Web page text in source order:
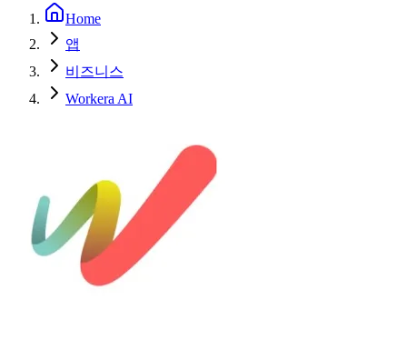
Home
앱
비즈니스
Workera AI